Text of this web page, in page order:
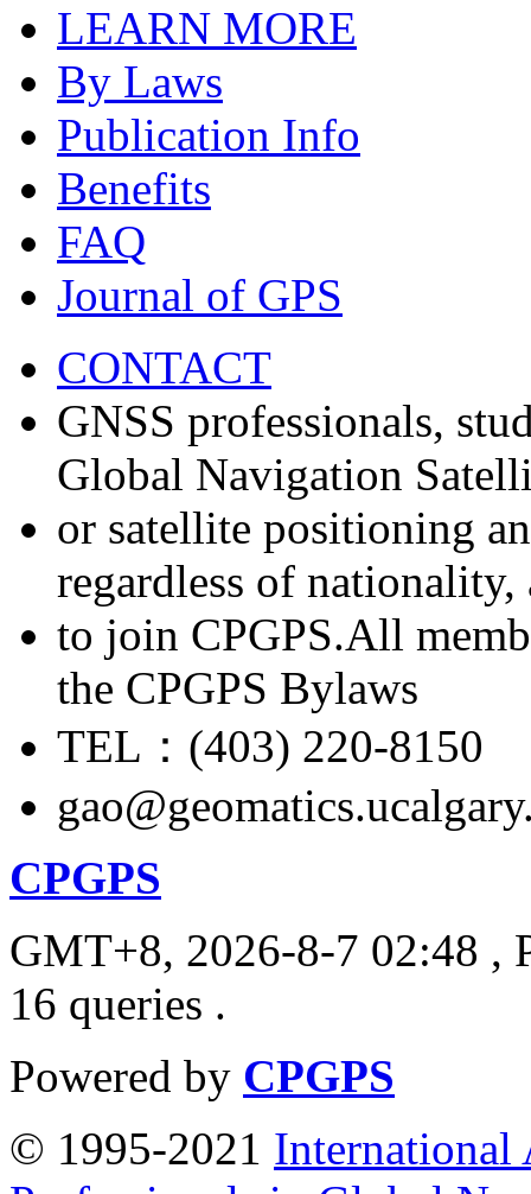
LEARN MORE
By Laws
Publication Info
Benefits
FAQ
Journal of GPS
CONTACT
GNSS professionals,
Global Navigation
or satellite positioning
regardless of nationality,
to join CPGPS.All
the CPGPS Bylaws
TEL：(403) 220-8150
CPGPS
GMT+8, 2026-8-7 02:48 ,
16 queries .
Powered by CPGPS
© 1995-2021 International